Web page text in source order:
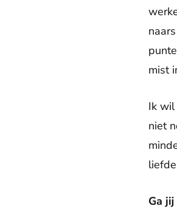
mist
Ik wil
niet
Ga